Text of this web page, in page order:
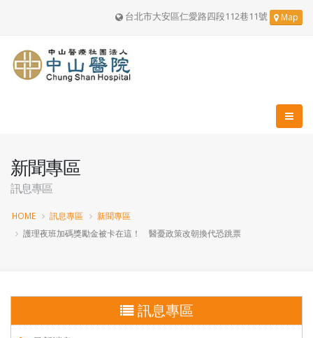
台北市大安區仁愛路四段112巷11號 Map
新聞專區
訊息專區
HOME 訊息專區
新聞專區
護理夜班加碼獎勵金被卡在這！ 醫憂政策改朝換代恐跳票
訊息專區